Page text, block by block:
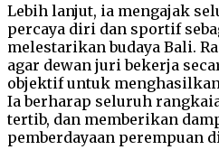
Lebih lanjut, ia mengajak
percaya diri dan sportif
melestarikan budaya Bali.
agar dewan juri bekerja
objektif untuk
Ia berharap seluruh
tertib, dan memberikan
pemberdayaan perempuan